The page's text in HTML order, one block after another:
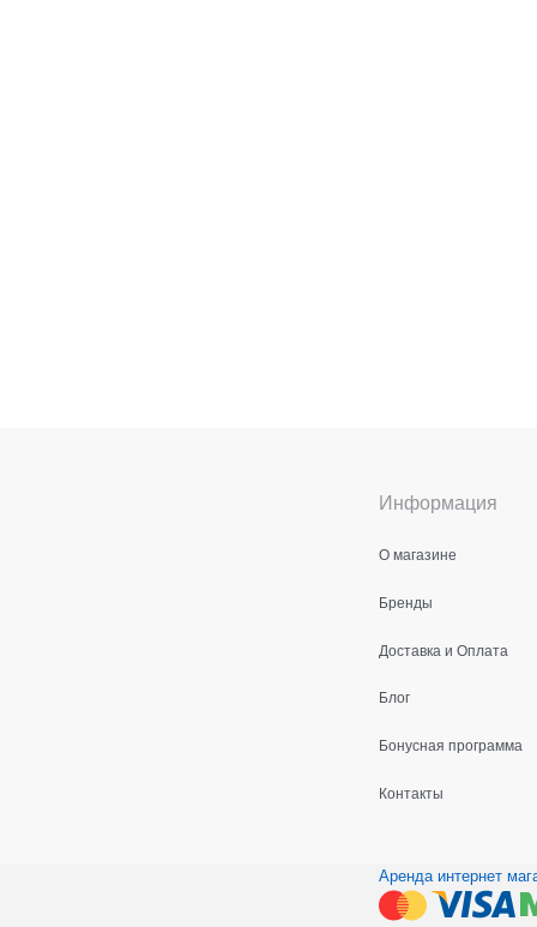
Информация
О магазине
Бренды
Доставка и Оплата
Блог
Бонусная программа
Контакты
Аренда интернет